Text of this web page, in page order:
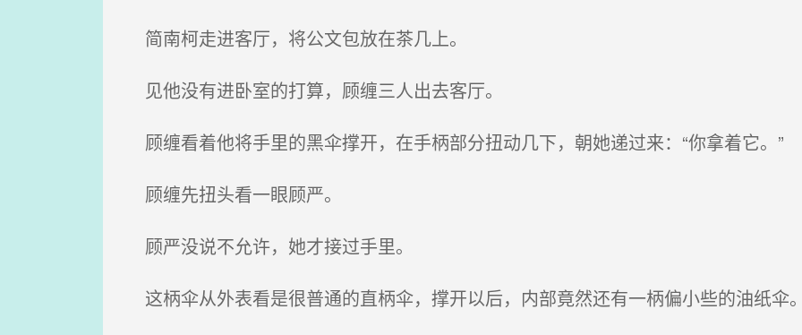
简南柯走进客厅，将公文包放在茶几上。
见他没有进卧室的打算，顾缠三人出去客厅。
顾缠看着他将手里的黑伞撑开，在手柄部分扭动几下，朝她递过来：“你拿着它。”
顾缠先扭头看一眼顾严。
顾严没说不允许，她才接过手里。
这柄伞从外表看是很普通的直柄伞，撑开以后，内部竟然还有一柄偏小些的油纸伞